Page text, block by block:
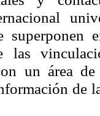
las
un área
de